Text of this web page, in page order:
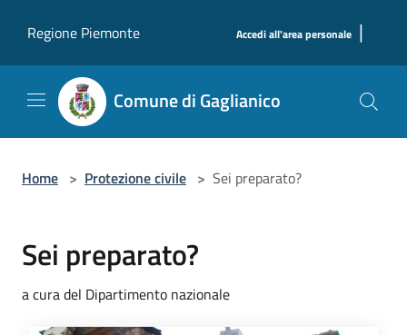
Regione Piemonte
Accedi all'area personale |
Comune di Gaglianico
Home > Protezione civile > Sei preparato?
Sei preparato?
a cura del Dipartimento nazionale